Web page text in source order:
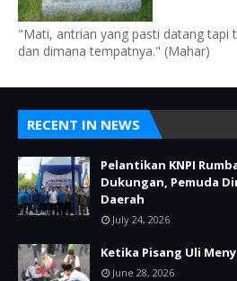
"Mati, antrian yang pasti datang tapi
dan dimana tempatnya." (Mahar)
RECENT IN NEWS
Pelantikan KNPI
Dukungan, Pemuda
Daerah
July 24, 2026
Ketika Pisang Uli
June 28, 2026